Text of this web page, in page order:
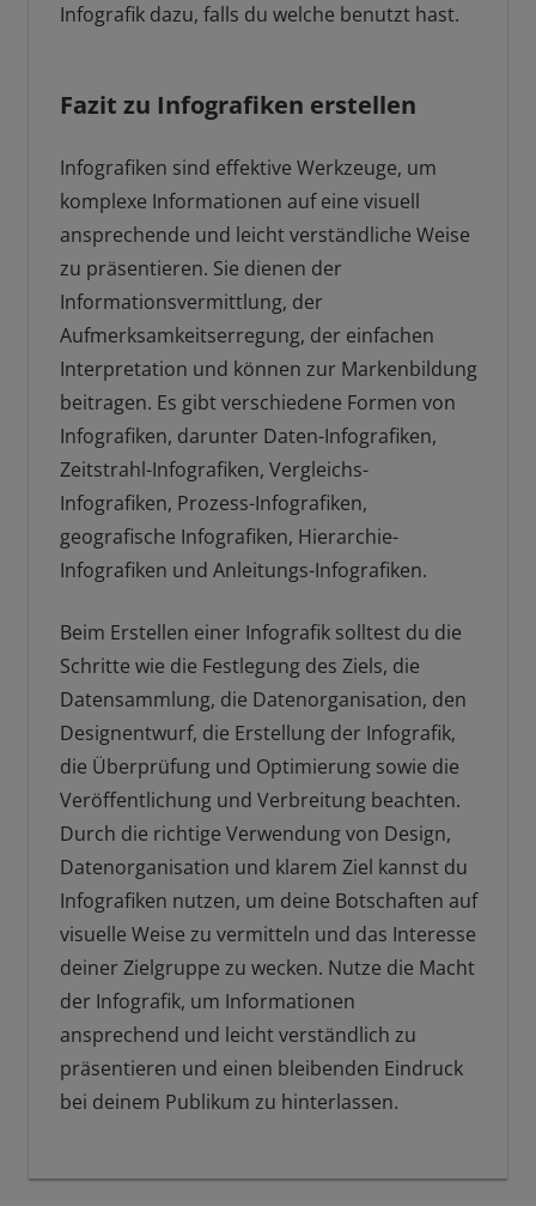
Infografik dazu, falls du welche benutzt hast.
Fazit zu Infografiken erstellen
Infografiken sind effektive Werkzeuge, um
komplexe Informationen auf eine visuell
ansprechende und leicht verständliche Weise
zu präsentieren. Sie dienen der
Informationsvermittlung, der
Aufmerksamkeitserregung, der einfachen
Interpretation und können zur Markenbildung
beitragen. Es gibt verschiedene Formen von
Infografiken, darunter Daten-Infografiken,
Zeitstrahl-Infografiken, Vergleichs-
Infografiken, Prozess-Infografiken,
geografische Infografiken, Hierarchie-
Infografiken und Anleitungs-Infografiken.
Beim Erstellen einer Infografik solltest du die
Schritte wie die Festlegung des Ziels, die
Datensammlung, die Datenorganisation, den
Designentwurf, die Erstellung der Infografik,
die Überprüfung und Optimierung sowie die
Veröffentlichung und Verbreitung beachten.
Durch die richtige Verwendung von Design,
Datenorganisation und klarem Ziel kannst du
Infografiken nutzen, um deine Botschaften auf
visuelle Weise zu vermitteln und das Interesse
deiner Zielgruppe zu wecken. Nutze die Macht
der Infografik, um Informationen
ansprechend und leicht verständlich zu
präsentieren und einen bleibenden Eindruck
bei deinem Publikum zu hinterlassen.